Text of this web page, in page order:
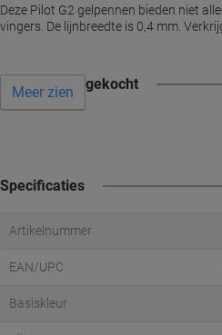
Vaak samen gekocht
Meer zien
Specificaties
EAN/UPC
Basiskleur
Clip
Geschikt voor linkshandigen